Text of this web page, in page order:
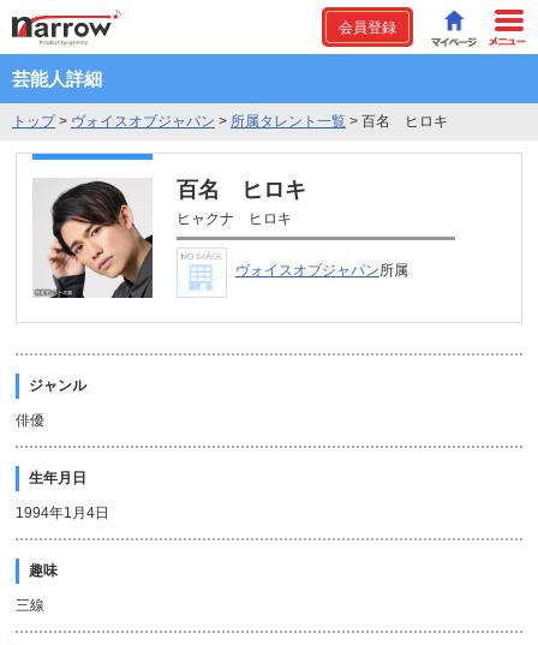
会員登録
芸能人詳細
トップ> ヴォイスオブジャパン > 所属タレント一覧 > 百名 ヒロキ
百名 ヒロキ
ヒャクナ ヒロキ
ヴォイスオブジャパン所属
ジャンル
俳優
生年月日
1994年1月4日
趣味
三線